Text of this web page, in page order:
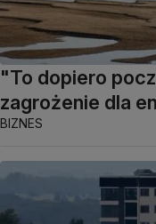
"To dopiero
zagrożenie dla
BIZNES